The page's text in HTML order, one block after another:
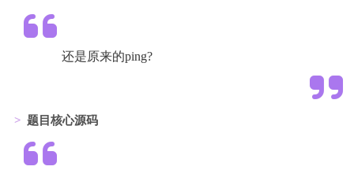
还是原来的ping?
题目核心源码